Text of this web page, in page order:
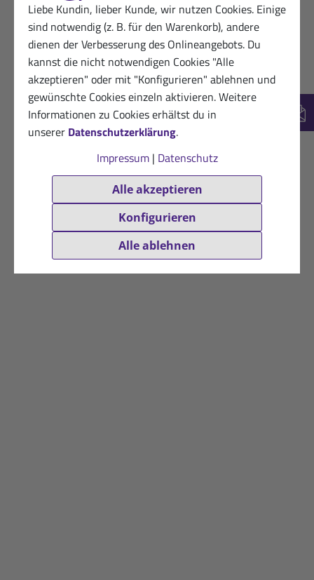
Liebe Kundin, lieber Kunde, wir nutzen Cookies. Einige
sind notwendig (z. B. für den Warenkorb), andere
dienen der Verbesserung des Onlineangebots. Du
kannst die nicht notwendigen Cookies "Alle
akzeptieren" oder mit "Konfigurieren" ablehnen und
gewünschte Cookies einzeln aktivieren. Weitere
Informationen zu Cookies erhältst du in
unserer Datenschutzerklärung.
Impressum| Datenschutz
Alle akzeptieren
Konfigurieren
Alle ablehnen